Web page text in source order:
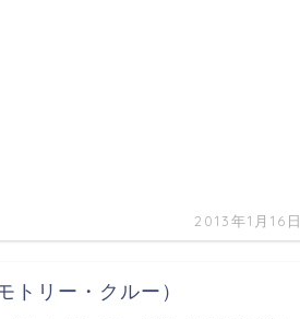
2013年1月16日
トリー・クルー）